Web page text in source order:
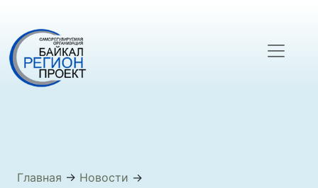
Главная → Новости →